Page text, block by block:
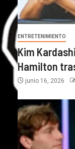
ENTRETENIMIENTO
Kim
Hamilton
junio 16, 2026